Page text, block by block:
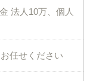
法人10万、個人
任せください